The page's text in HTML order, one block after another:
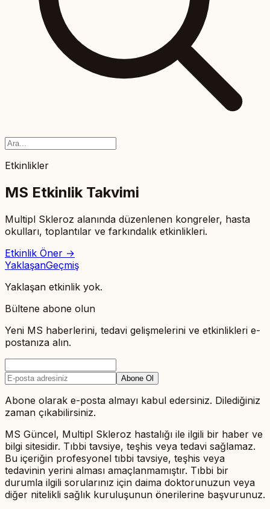
Etkinlikler
MS Etkinlik Takvimi
Multipl Skleroz alanında düzenlenen kongreler, hasta
okulları, toplantılar ve farkındalık etkinlikleri.
Etkinlik Öner →
YaklaşanGeçmiş
Yaklaşan etkinlik yok.
Bültene abone olun
Yeni MS haberlerini, tedavi gelişmelerini ve etkinlikleri e-
postanıza alın.
Abone Ol
Abone olarak e-posta almayı kabul edersiniz. Dilediğiniz
zaman çıkabilirsiniz.
MS Güncel, Multipl Skleroz hastalığı ile ilgili bir haber ve
bilgi sitesidir. Tıbbi tavsiye, teşhis veya tedavi sağlamaz.
Bu içeriğin profesyonel tıbbi tavsiye, teşhis veya
tedavinin yerini alması amaçlanmamıştır. Tıbbi bir
durumla ilgili sorularınız için daima doktorunuzun veya
diğer nitelikli sağlık kuruluşunun önerilerine başvurunuz.